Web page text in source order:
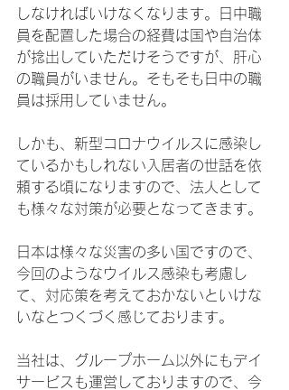
しなければいけなくなります。日中職
員を配置した場合の経費は国や自治体
が捻出していただけそうですが、肝心
の職員がいません。そもそも日中の職
員は採用していません。
しかも、新型コロナウイルスに感染し
ているかもしれない入居者の世話を依
頼する頃になりますので、法人として
も様々な対策が必要となってきます。
日本は様々な災害の多い国ですので、
今回のようなウイルス感染も考慮し
て、対応策を考えておかないといけな
いなとつくづく感じております。
当社は、グループホーム以外にもデイ
サービスも運営しておりますので、今